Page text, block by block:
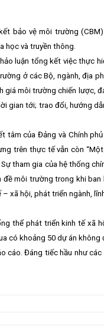
bảo vệ môi trường
học và truyền thông.
luận tổng kết việc thực
ở các Bộ, ngành, địa
giá môi trường chiến lược,
gian tới; trao đổi, hướng
tâm của Đảng và Chính
trên thực tế vẫn còn
tham gia của hệ thống
môi trường trong khi ban
xã hội, phát triển ngành,
thể phát triển kinh tế xã
có khoảng 50 dự án không
Đáng tiếc hầu như các